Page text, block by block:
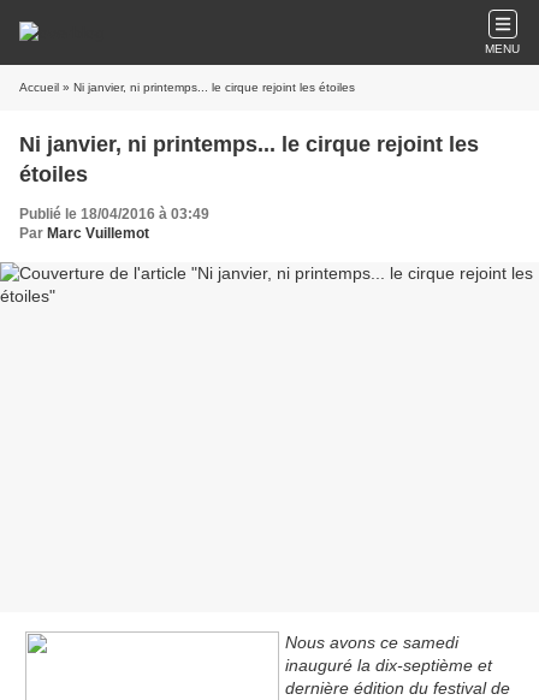
MENU
Accueil » Ni janvier, ni printemps... le cirque rejoint les étoiles
Ni janvier, ni printemps... le cirque rejoint les
étoiles
Publié le 18/04/2016 à 03:49
Par Marc Vuillemot
Nous avons ce samedi
inauguré la dix-septième et
dernière édition du festival de